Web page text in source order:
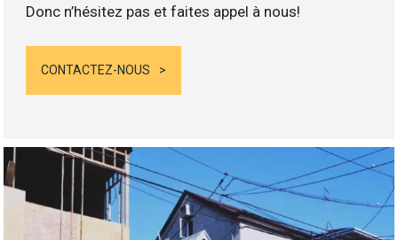
Donc n’hésitez pas et faites appel à nous!
CONTACTEZ-NOUS